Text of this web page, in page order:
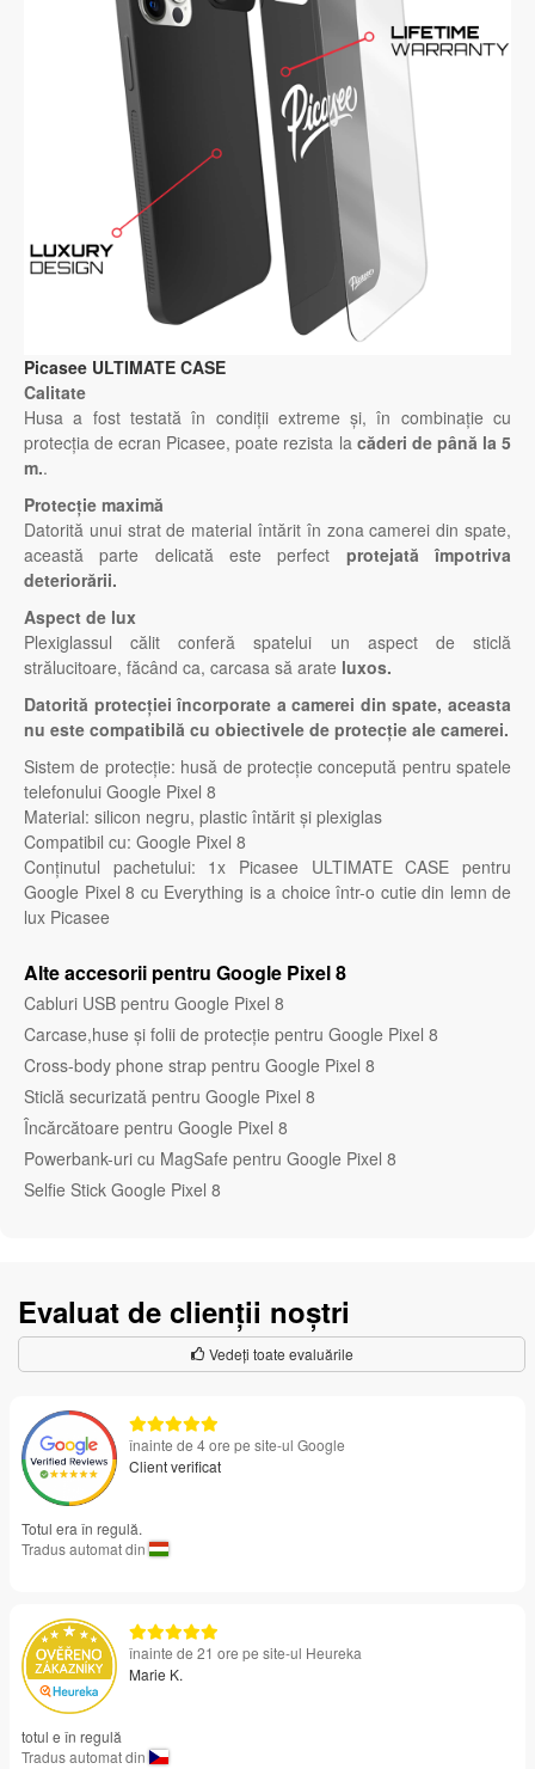
Picasee ULTIMATE CASE
Calitate
Husa a fost testată în condiții extreme și, în combinație cu
protecția de ecran Picasee, poate rezista la căderi de până la 5
m..
Protecție maximă
Datorită unui strat de material întărit în zona camerei din spate,
această parte delicată este perfect protejată împotriva
deteriorării.
Aspect de lux
Plexiglassul călit conferă spatelui un aspect de sticlă
strălucitoare, făcând ca, carcasa să arate luxos.
Datorită protecției încorporate a camerei din spate, aceasta
nu este compatibilă cu obiectivele de protecție ale camerei.
Sistem de protecție: husă de protecție concepută pentru spatele
telefonului Google Pixel 8
Material: silicon negru, plastic întărit și plexiglas
Compatibil cu: Google Pixel 8
Conținutul pachetului: 1x Picasee ULTIMATE CASE pentru
Google Pixel 8 cu Everything is a choice într-o cutie din lemn de
lux Picasee
Alte accesorii pentru Google Pixel 8
Cabluri USB pentru Google Pixel 8
Carcase,huse și folii de protecție pentru Google Pixel 8
Cross-body phone strap pentru Google Pixel 8
Sticlă securizată pentru Google Pixel 8
Încărcătoare pentru Google Pixel 8
Powerbank-uri cu MagSafe pentru Google Pixel 8
Selfie Stick Google Pixel 8
Evaluat de clienții noștri
Vedeți toate evaluările
înainte de 4 ore pe site-ul Google
Client verificat
Totul era în regulă.
Tradus automat din
înainte de 21 ore pe site-ul Heureka
Marie K.
totul e în regulă
Tradus automat din